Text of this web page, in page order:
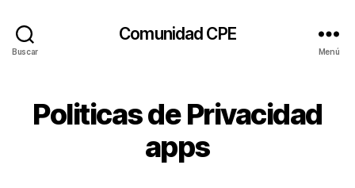
Buscar
Comunidad CPE
Menú
Politicas de Privacidad
apps